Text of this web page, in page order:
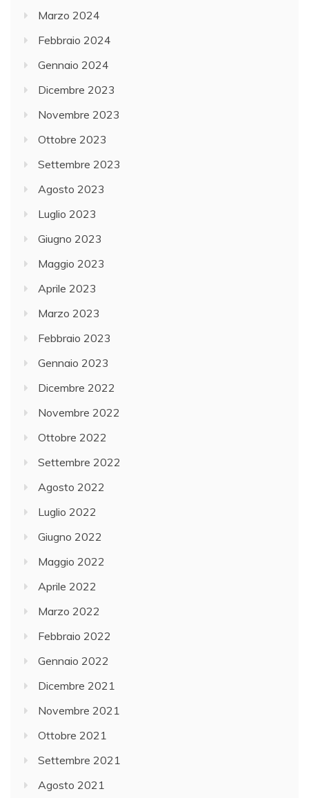
Marzo 2024
Febbraio 2024
Gennaio 2024
Dicembre 2023
Novembre 2023
Ottobre 2023
Settembre 2023
Agosto 2023
Luglio 2023
Giugno 2023
Maggio 2023
Aprile 2023
Marzo 2023
Febbraio 2023
Gennaio 2023
Dicembre 2022
Novembre 2022
Ottobre 2022
Settembre 2022
Agosto 2022
Luglio 2022
Giugno 2022
Maggio 2022
Aprile 2022
Marzo 2022
Febbraio 2022
Gennaio 2022
Dicembre 2021
Novembre 2021
Ottobre 2021
Settembre 2021
Agosto 2021